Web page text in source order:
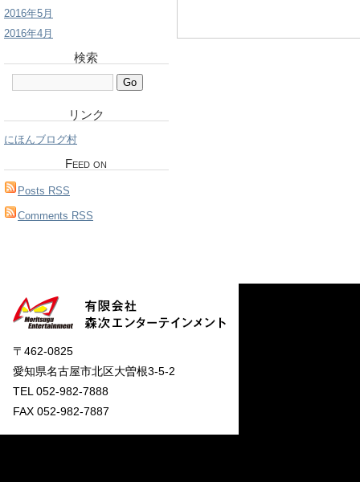
2016年5月
2016年4月
検索
リンク
にほんブログ村
Feed on
Posts RSS
Comments RSS
〒462-0825
愛知県名古屋市北区大曽根3-5-2
TEL 052-982-7888
FAX 052-982-7887